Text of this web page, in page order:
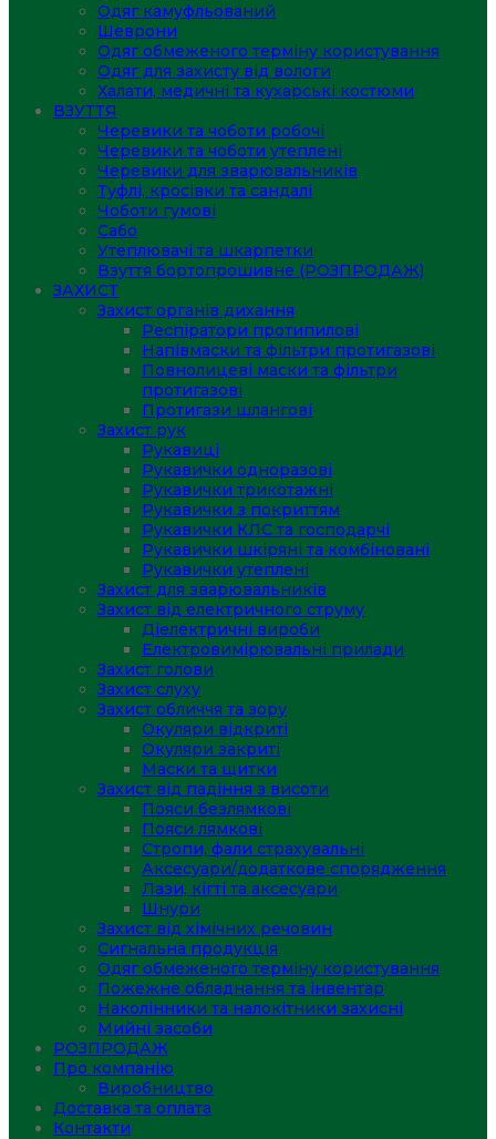
Одяг камуфльований
Шеврони
Одяг обмеженого терміну користування
Одяг для захисту від вологи
Халати, медичні та кухарські костюми
ВЗУТТЯ
Черевики та чоботи робочі
Черевики та чоботи утеплені
Черевики для зварювальників
Туфлі, кросівки та сандалі
Чоботи гумові
Сабо
Утеплювачі та шкарпетки
Взуття бортопрошивне (РОЗПРОДАЖ)
ЗАХИСТ
Захист органів дихання
Респіратори протипилові
Напівмаски та фільтри протигазові
Повнолицеві маски та фільтри
протигазові
Протигази шлангові
Захист рук
Рукавиці
Рукавички одноразові
Рукавички трикотажні
Рукавички з покриттям
Рукавички КЛС та господарчі
Рукавички шкіряні та комбіновані
Рукавички утеплені
Захист для зварювальників
Захист від електричного струму
Діелектричні вироби
Електровимірювальні прилади
Захист голови
Захист слуху
Захист обличчя та зору
Окуляри відкриті
Окуляри закриті
Маски та щитки
Захист від падіння з висоти
Пояси безлямкові
Пояси лямкові
Стропи, фали страхувальні
Аксесуари/додаткове спорядження
Лази, кігті та аксесуари
Шнури
Захист від хімічних речовин
Сигнальна продукція
Одяг обмеженого терміну користування
Пожежне обладнання та інвентар
Наколінники та налокітники захисні
Мийні засоби
РОЗПРОДАЖ
Про компанію
Виробництво
Доставка та оплата
Контакти